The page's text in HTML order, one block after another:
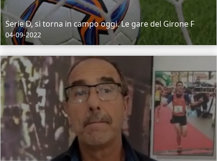
Serie D, si torna in campo oggi. Le gare del Girone F
04-09-2022